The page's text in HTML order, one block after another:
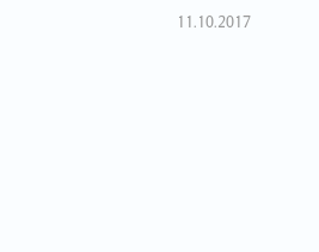
11.10.2017